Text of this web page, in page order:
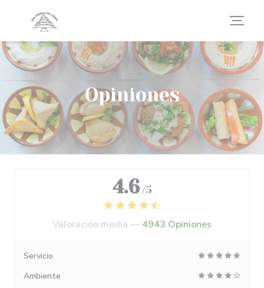
Opiniones
4.6 /5
Valoración media — 4943 Opiniones
Servicio
Ambiente